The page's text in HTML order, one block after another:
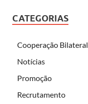
CATEGORIAS
Cooperação Bilateral
Notícias
Promoção
Recrutamento